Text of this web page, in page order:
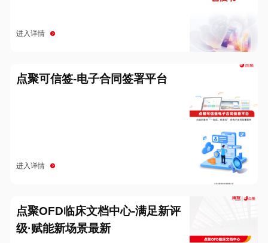
进入详情
点聚可信签-电子合同签署平台
进入详情
点聚OFD临床文档中心-满足新评
级·赋能新场景最新